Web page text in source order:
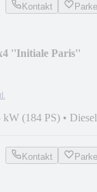
Kontakt
''Initiale Paris''
kW (184 PS) • Diesel
Kontakt